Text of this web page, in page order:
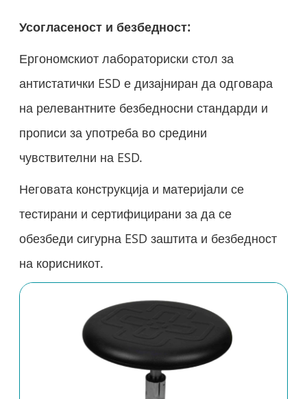
Усогласеност и безбедност:
Ергономскиот лабораториски стол за
антистатички ESD е дизајниран да одговара
на релевантните безбедносни стандарди и
прописи за употреба во средини
чувствителни на ESD.
Неговата конструкција и материјали се
тестирани и сертифицирани за да се
обезбеди сигурна ESD заштита и безбедност
на корисникот.